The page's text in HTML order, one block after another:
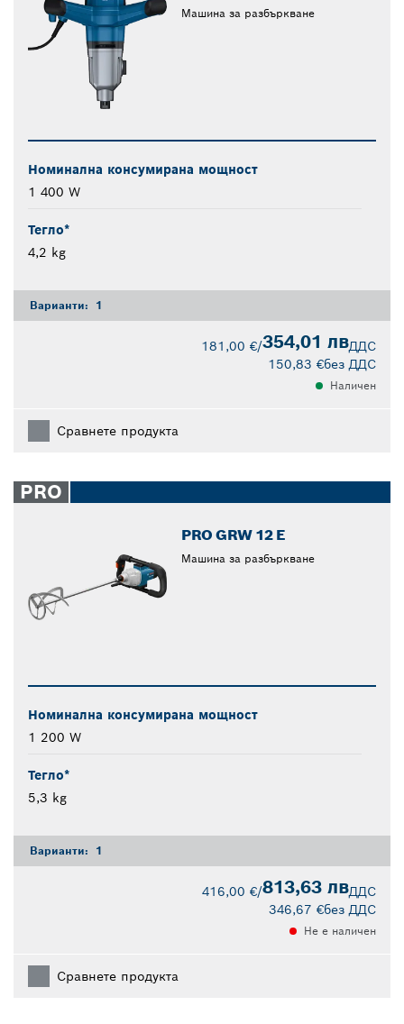
Машина за разбъркване
Номинална консумирана мощност
1 400 W
Тегло*
4,2 kg
Варианти: 1
181,00 €/354,01 лвДДС
150,83 €без ДДС
Наличен
Сравнете продукта
PRO
PRO GRW 12 E
Машина за разбъркване
Номинална консумирана мощност
1 200 W
Тегло*
5,3 kg
Варианти: 1
416,00 €/813,63 лвДДС
346,67 €без ДДС
Не е наличен
Сравнете продукта